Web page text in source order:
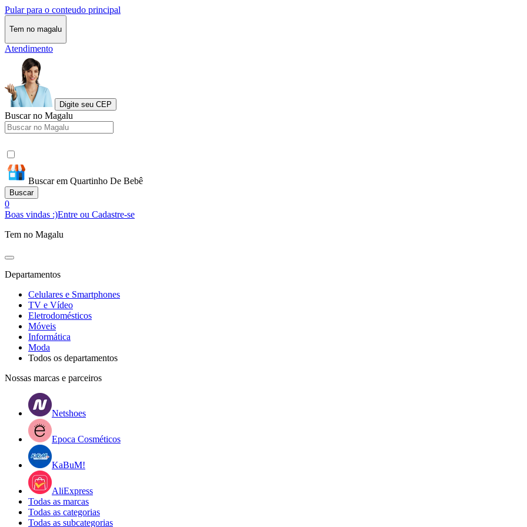
Pular para o conteudo principal
Tem no magalu
Atendimento
Digite seu CEP
Buscar no Magalu
Buscar em Quartinho De Bebê
Buscar
0
Boas vindas :)Entre ou Cadastre-se
Tem no Magalu
Departamentos
Celulares e Smartphones
TV e Vídeo
Eletrodomésticos
Móveis
Informática
Moda
Todos os departamentos
Nossas marcas e parceiros
Netshoes
Epoca Cosméticos
KaBuM!
AliExpress
Todas as marcas
Todas as categorias
Todas as subcategorias